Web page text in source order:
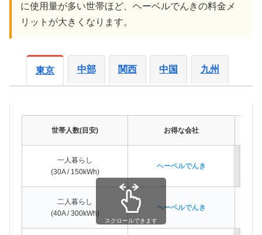
に使用量が多い世帯ほど、ヘーベルでんきの料金メ
リットが大きくなります。
東京 中部 関西 中国 九州
世帯人数(目安) お得な会社
一人暮らし
(30A / 150kWh)
ヘーベルでんき
二人暮らし
(40A / 300kWh)
ヘーベルでんき
スクロールできます